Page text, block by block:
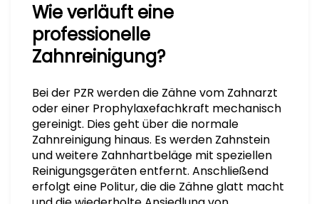
Wie verläuft eine
professionelle
Zahnreinigung?
Bei der PZR werden die Zähne vom Zahnarzt
oder einer Prophylaxefachkraft mechanisch
gereinigt. Dies geht über die normale
Zahnreinigung hinaus. Es werden Zahnstein
und weitere Zahnhartbeläge mit speziellen
Reinigungsgeräten entfernt. Anschließend
erfolgt eine Politur, die die Zähne glatt macht